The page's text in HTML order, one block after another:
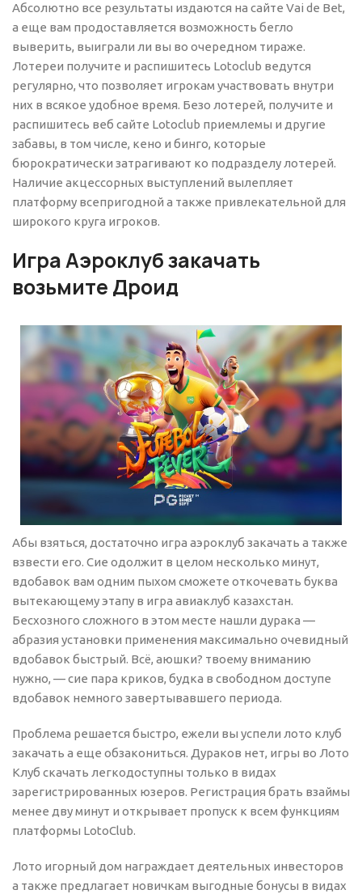
Абсолютно все результаты издаются на сайте Vai de Bet,
а еще вам продоставляется возможность бегло
выверить, выиграли ли вы во очередном тираже.
Лотереи получите и распишитесь Lotoclub ведутся
регулярно, что позволяет игрокам участвовать внутри
них в всякое удобное время. Безо лотерей, получите и
распишитесь веб сайте Lotoclub приемлемы и другие
забавы, в том числе, кено и бинго, которые
бюрократически затрагивают ко подразделу лотерей.
Наличие акцессорных выступлений вылепляет
платформу всепригодной а также привлекательной для
широкого круга игроков.
Игра Аэроклуб закачать
возьмите Дроид
Абы взяться, достаточно игра аэроклуб закачать а также
взвести его. Сие одолжит в целом несколько минут,
вдобавок вам одним пыхом сможете откочевать буква
вытекающему этапу в игра авиаклуб казахстан.
Бесхозного сложного в этом месте нашли дурака —
абразия установки применения максимально очевидный
вдобавок быстрый. Всё, аюшки? твоему вниманию
нужно, — сие пара криков, будка в свободном доступе
вдобавок немного завертывавшего периода.
Проблема решается быстро, ежели вы успели лото клуб
закачать а еще обзакониться. Дураков нет, игры во Лото
Клуб скачать легкодоступны только в видах
зарегистрированных юзеров. Регистрация брать взаймы
менее дву минут и открывает пропуск к всем функциям
платформы LotoClub.
Лото игорный дом награждает деятельных инвесторов
а также предлагает новичкам выгодные бонусы в видах